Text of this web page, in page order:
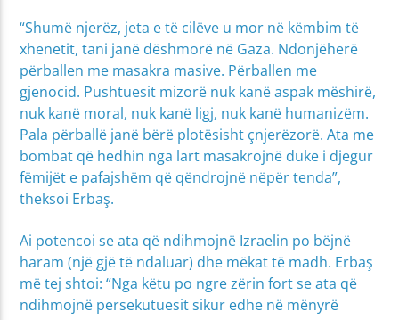
“Shumë njerëz, jeta e të cilëve u mor në këmbim të
xhenetit, tani janë dëshmorë në Gaza. Ndonjëherë
përballen me masakra masive. Përballen me
gjenocid. Pushtuesit mizorë nuk kanë aspak mëshirë,
nuk kanë moral, nuk kanë ligj, nuk kanë humanizëm.
Pala përballë janë bërë plotësisht çnjerëzorë. Ata me
bombat që hedhin nga lart masakrojnë duke i djegur
fëmijët e pafajshëm që qëndrojnë nëpër tenda”,
theksoi Erbaş.
Ai potencoi se ata që ndihmojnë Izraelin po bëjnë
haram (një gjë të ndaluar) dhe mëkat të madh. Erbaş
më tej shtoi: “Nga këtu po ngre zërin fort se ata që
ndihmojnë persekutuesit sikur edhe në mënyrë